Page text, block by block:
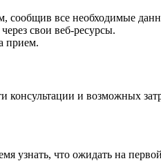
сообщив все необходимые
свои веб-ресурсы.
прием.
и возможных
узнать, что ожидать на